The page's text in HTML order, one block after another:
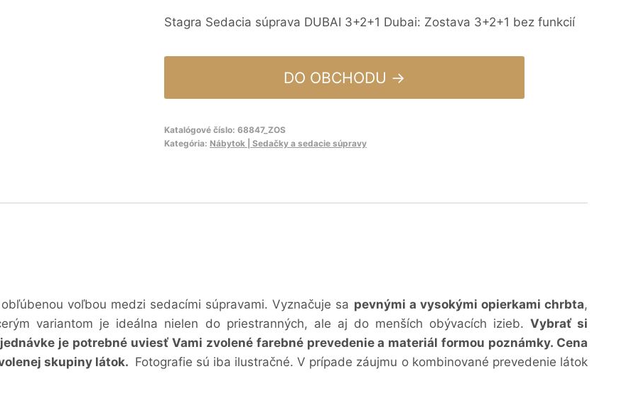
Stagra Sedacia súprava DUBAI 3+2+1 Dubai: Zostava 3+2+1 bez funkcií
DO OBCHODU →
Katalógové číslo: 68847_ZOS
Kategória: Nábytok | Sedačky a sedacie súpravy
voľbou medzi sedacími súpravami. Vyznačuje sa pevnými a vysokými opierkami chrbta,
variantom je ideálna nielen do priestranných, ale aj do menších obývacích izieb. Vybrať si
je potrebné uviesť Vami zvolené farebné prevedenie a materiál formou poznámky. Cena
skupiny látok. Fotografie sú iba ilustračné. V prípade záujmu o kombinované prevedenie látok